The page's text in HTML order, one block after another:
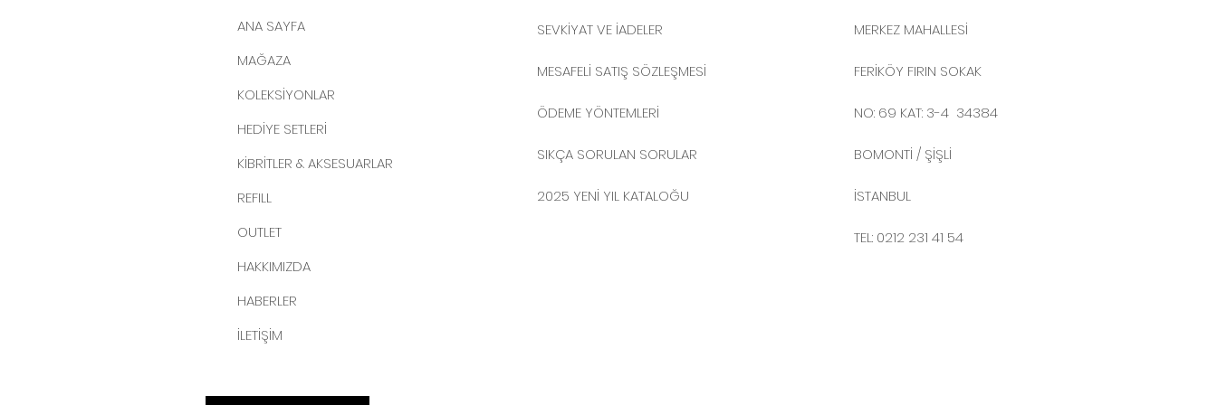
ANA SAYFA
MAĞAZA
KOLEKSİYONLAR
HEDİYE SETLERİ
KİBRİTLER & AKSESUARLAR
REFILL
OUTLET
HAKKIMIZDA
HABERLER
İLETİŞİM
SEVKİYAT VE İADELER
MESAFELİ SATIŞ SÖZLEŞMESİ
ÖDEME YÖNTEMLERİ
SIKÇA SORULAN SORULAR
2025 YENİ YIL KATALOĞU
MERKEZ MAHALLESİ
FERİKÖY FIRIN SOKAK
NO: 69 KAT: 3-4 34384
BOMONTİ / ŞİŞLİ
İSTANBUL
TEL: 0212 231 41 54